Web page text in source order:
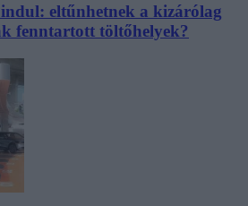
eltűnhetnek a kizárólag
fenntartott töltőhelyek?